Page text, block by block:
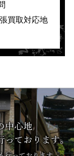
買取対応地